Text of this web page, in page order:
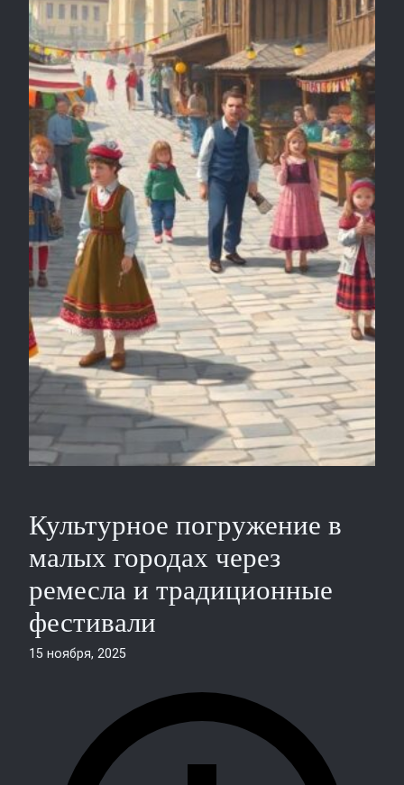
Культурное погружение в
малых городах через
ремесла и традиционные
фестивали
15 ноября, 2025